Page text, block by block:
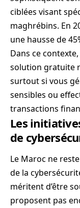
ciblées visant
maghrébins. En
une hausse de
Dans ce
solution gratuite
surtout si vous
sensibles ou
transactions
Les
de
Le Maroc ne
de la
méritent d’être
proposent pas